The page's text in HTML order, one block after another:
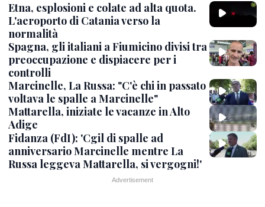
Etna, esplosioni e colate ad alta quota.
L'aeroporto di Catania verso la
normalità
Spagna, gli italiani a Fiumicino divisi tra
preoccupazione e dispiacere per i
controlli
Marcinelle, La Russa: "C'è chi in passato
voltava le spalle a Marcinelle"
Mattarella, iniziate le vacanze in Alto
Adige
Fidanza (FdI): 'Cgil di spalle ad
anniversario Marcinelle mentre La
Russa leggeva Mattarella, si vergogni!'